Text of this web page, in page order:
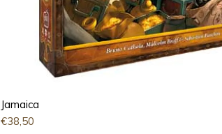
Jamaica
€38,50